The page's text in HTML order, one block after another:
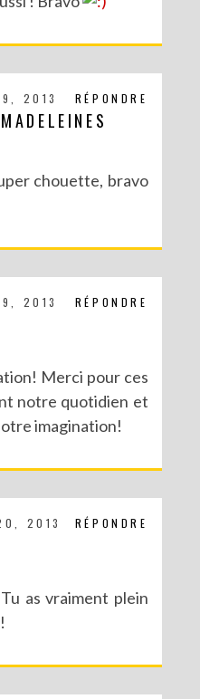
RÉPONDRE
2013
chouette, bravo
RÉPONDRE
2013
Merci pour ces
notre quotidien et
imagination!
RÉPONDRE
2013
as vraiment plein